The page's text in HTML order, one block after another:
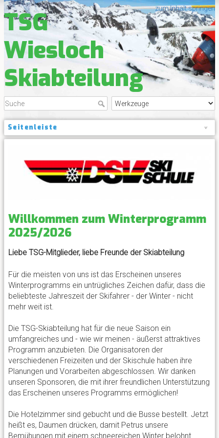
zum Inhalt springen
TSG
Wiesloch
Skiabteilung
Seitenleiste
Willkommen zum Winterprogramm
2025/2026
Liebe TSG-Mitglieder, liebe Freunde der Skiabteilung
Für die meisten von uns ist das Erscheinen unseres
Winterprogramms ein untrügliches Zeichen dafür, dass die
beliebteste Jahreszeit der Skifahrer - der Winter - nicht
mehr weit ist.
Die TSG-Skiabteilung hat für die neue Saison ein
umfangreiches und - wie wir meinen - äußerst attraktives
Programm anzubieten. Die Organisatoren der
verschiedenen Freizeiten und der Skischule haben ihre
Planungen und Vorarbeiten abgeschlossen. Wir danken
unseren Sponsoren, die mit ihrer freundlichen Unterstützung
das Erscheinen unseres Programms ermöglichen!
Die Hotelzimmer sind gebucht und die Busse bestellt. Jetzt
heißt es, Daumen drücken, damit Petrus unsere
Bemühungen mit einem schneereichen Winter belohnt.